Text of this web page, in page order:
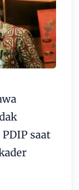
saat